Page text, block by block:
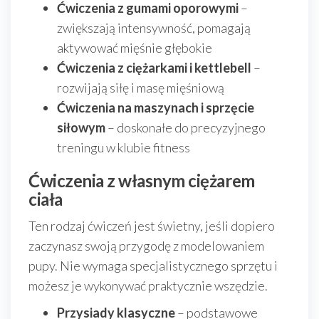
Ćwiczenia z gumami oporowymi–
zwiększają intensywność, pomagają
aktywować mięśnie głębokie
Ćwiczenia z ciężarkami i kettlebell –
rozwijają siłę i masę mięśniową
Ćwiczenia na maszynach i sprzęcie
siłowym– doskonałe do precyzyjnego
treningu w klubie fitness
Ćwiczenia z własnym ciężarem
ciała
Ten rodzaj ćwiczeń jest świetny, jeśli dopiero
zaczynasz swoją przygodę z modelowaniem
pupy. Nie wymaga specjalistycznego sprzętu i
możesz je wykonywać praktycznie wszędzie.
Przysiady klasyczne– podstawowe